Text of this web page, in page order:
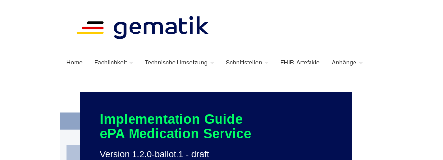
Home Fachlichkeit Technische Umsetzung Schnittstellen FHIR-Artefakte Anhänge
Implementation Guide
ePA Medication Service
Version 1.2.0-ballot.1 - draft